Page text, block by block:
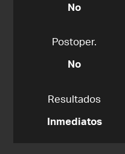
No
Postoper.
No
Resultados
Inmediatos